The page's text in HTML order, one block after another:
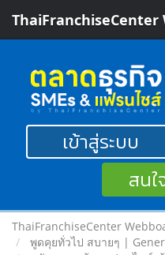
ThaiFranchiseCenter
เข้าสู่ระบบ
สน
ThaiFranchiseCenter
พูดคุยทั่วไป สบายๆ |